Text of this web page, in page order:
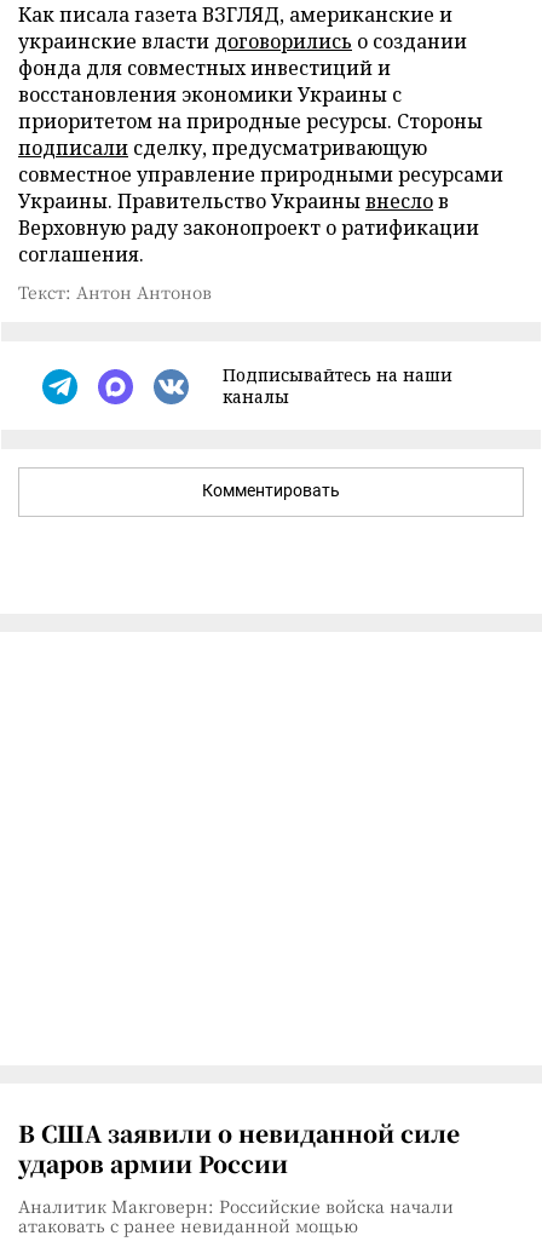
Как писала газета ВЗГЛЯД, американские и
украинские власти договорились о создании
фонда для совместных инвестиций и
восстановления экономики Украины с
приоритетом на природные ресурсы. Стороны
подписали сделку, предусматривающую
совместное управление природными ресурсами
Украины. Правительство Украинывнеслов
Верховную раду законопроект о ратификации
соглашения.
Текст: Антон Антонов
Подписывайтесь на наши
каналы
Комментировать
В США заявили о невиданной силе
ударов армии России
Аналитик Макговерн: Российские войска начали
атаковать с ранее невиданной мощью